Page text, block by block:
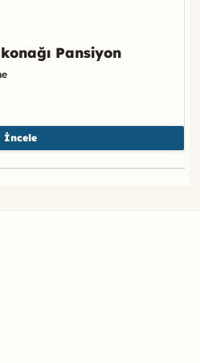
Pansiyon
İncele